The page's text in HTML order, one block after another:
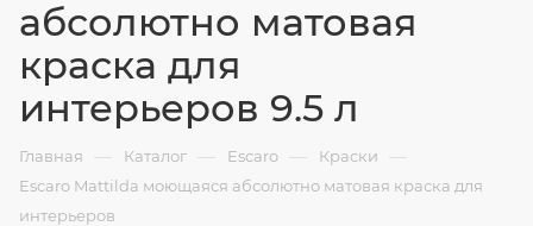
абсолютно матовая
краска для
интерьеров 9.5 л
Главная — Каталог — Escaro — Краски —
Escaro Mattilda моющаяся абсолютно матовая краска для
интерьеров